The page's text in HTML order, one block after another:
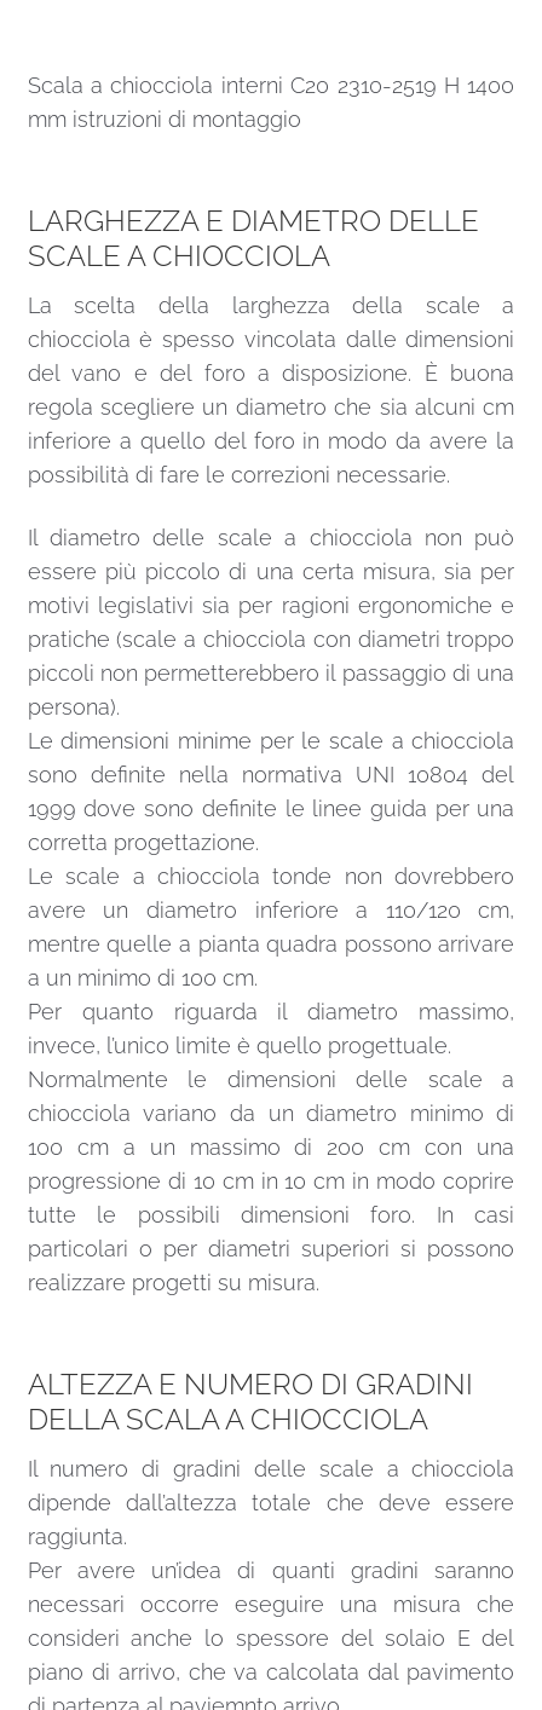
Scala a chiocciola interni C20 2310-2519 H 1400
mm istruzioni di montaggio
LARGHEZZA E DIAMETRO DELLE
SCALE A CHIOCCIOLA
La scelta della larghezza della scale a
chiocciola è spesso vincolata dalle dimensioni
del vano e del foro a disposizione. È buona
regola scegliere un diametro che sia alcuni cm
inferiore a quello del foro in modo da avere la
possibilità di fare le correzioni necessarie.
Il diametro delle scale a chiocciola non può
essere più piccolo di una certa misura, sia per
motivi legislativi sia per ragioni ergonomiche e
pratiche (scale a chiocciola con diametri troppo
piccoli non permetterebbero il passaggio di una
persona).
Le dimensioni minime per le scale a chiocciola
sono definite nella normativa UNI 10804 del
1999 dove sono definite le linee guida per una
corretta progettazione.
Le scale a chiocciola tonde non dovrebbero
avere un diametro inferiore a 110/120 cm,
mentre quelle a pianta quadra possono arrivare
a un minimo di 100 cm.
Per quanto riguarda il diametro massimo,
invece, l’unico limite è quello progettuale.
Normalmente le dimensioni delle scale a
chiocciola variano da un diametro minimo di
100 cm a un massimo di 200 cm con una
progressione di 10 cm in 10 cm in modo coprire
tutte le possibili dimensioni foro. In casi
particolari o per diametri superiori si possono
realizzare progetti su misura.
ALTEZZA E NUMERO DI GRADINI
DELLA SCALA A CHIOCCIOLA
Il numero di gradini delle scale a chiocciola
dipende dall’altezza totale che deve essere
raggiunta.
Per avere un’idea di quanti gradini saranno
necessari occorre eseguire una misura che
consideri anche lo spessore del solaio E del
piano di arrivo, che va calcolata dal pavimento